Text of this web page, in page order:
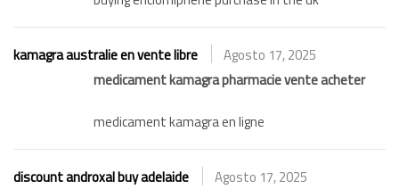
kamagra australie en vente libre
Agosto 17, 2025
medicament kamagra pharmacie vente acheter
medicament kamagra en ligne
discount androxal buy adelaide
Agosto 17, 2025